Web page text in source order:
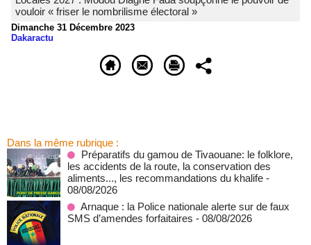
vouloir « friser le nombrilisme électoral »
Dimanche 31 Décembre 2023
Dakaractu
Dans la même rubrique :
Préparatifs du gamou de Tivaouane: le folklore,
les accidents de la route, la conservation des
aliments..., les recommandations du khalife -
08/08/2026
Arnaque : la Police nationale alerte sur de faux
SMS d’amendes forfaitaires - 08/08/2026